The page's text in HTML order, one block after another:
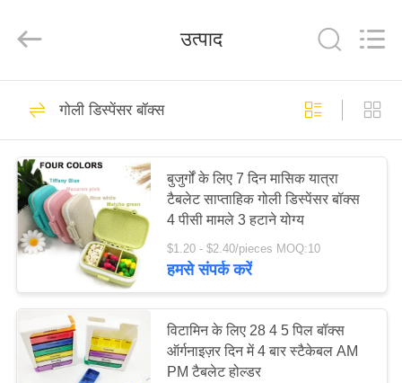
उत्पाद
हमारे
बारे
कारखाने
Co.,
Reserved.
यात्रा प्राथमिक चिकित्सा
किट
138
पोर्टेबल प्राथमिक
चिकित्सा किट
77
उत्पाद
गोली डिस्पेंसर बॉक्स
बुजुर्गों के लिए 7 दिन मासिक यात्रा
टैबलेट साप्ताहिक गोली डिस्पेंसर बॉक्स
4 पीसी मामले 3 हटाने योग्य
$1.20 - $2.40/pieces MOQ:10
हमसे संपर्क करें
विटामिन के लिए 28 4 5 पिल बॉक्स
ऑर्गनाइज़र दिन में 4 बार स्टैकेबल AM
PM टैबलेट होल्डर